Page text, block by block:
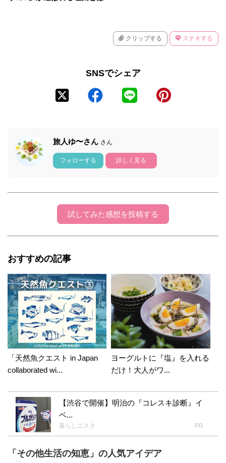
クリップする ステキする
SNSでシェア
旅人ゆ〜さん さん
フォローする 詳しく見る
試してみた感想を投稿する
おすすめの記事
「天然魚クエスト in Japan
collaborated wi...
ヨーグルトに『塩』を入れる
だけ！大人がワ...
【渋谷で開催】明治の『コレスキ診断』イ
ベ...
暮らしニスタ PR
「その他生活の知恵」の人気アイデア